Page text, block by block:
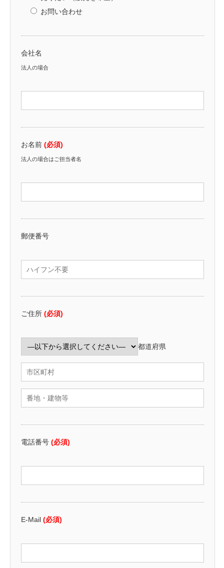
お問い合わせ
会社名
法人の場合
お名前 (必須)
法人の場合はご担当者名
郵便番号
ご住所 (必須)
都道府県
電話番号 (必須)
E-Mail (必須)